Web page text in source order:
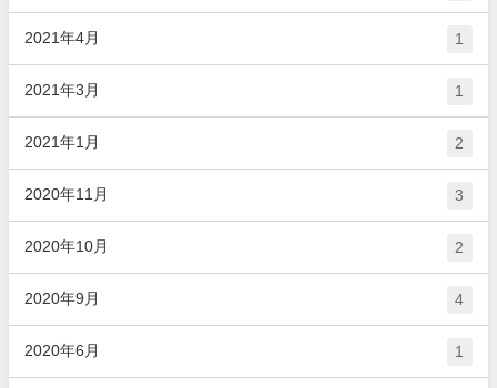
2021年4月 1
2021年3月 1
2021年1月 2
2020年11月 3
2020年10月 2
2020年9月 4
2020年6月 1